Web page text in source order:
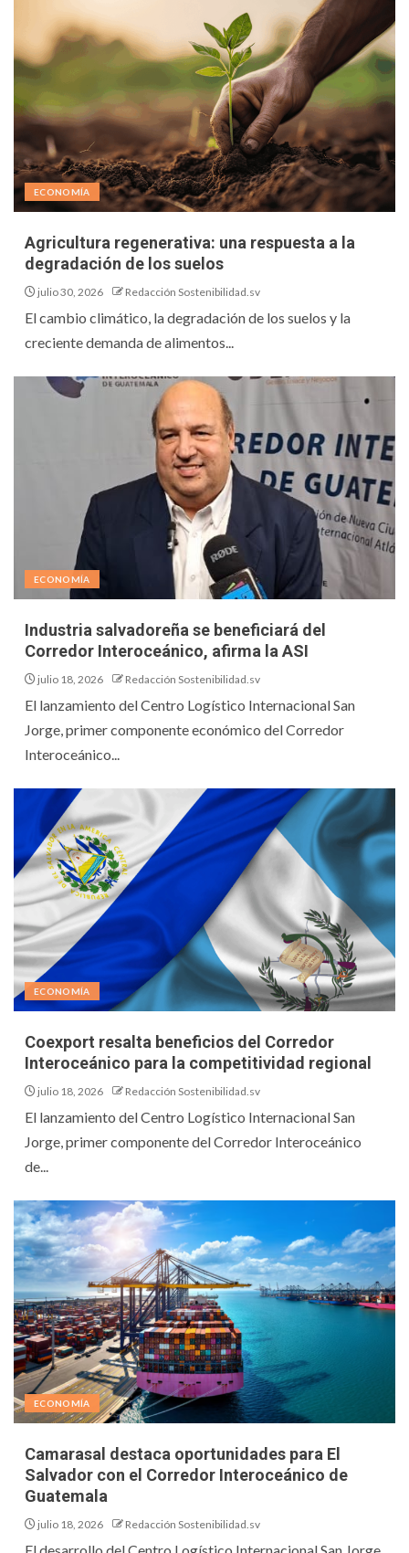
ECONOMÍA
Agricultura regenerativa: una respuesta a la
degradación de los suelos
julio 30, 2026 Redacción Sostenibilidad.sv
El cambio climático, la degradación de los suelos y la
creciente demanda de alimentos...
ECONOMÍA
Industria salvadoreña se beneficiará del
Corredor Interoceánico, afirma la ASI
julio 18, 2026 Redacción Sostenibilidad.sv
El lanzamiento del Centro Logístico Internacional San
Jorge, primer componente económico del Corredor
Interoceánico...
ECONOMÍA
Coexport resalta beneficios del Corredor
Interoceánico para la competitividad regional
julio 18, 2026 Redacción Sostenibilidad.sv
El lanzamiento del Centro Logístico Internacional San
Jorge, primer componente del Corredor Interoceánico
de...
ECONOMÍA
Camarasal destaca oportunidades para El
Salvador con el Corredor Interoceánico de
Guatemala
julio 18, 2026 Redacción Sostenibilidad.sv